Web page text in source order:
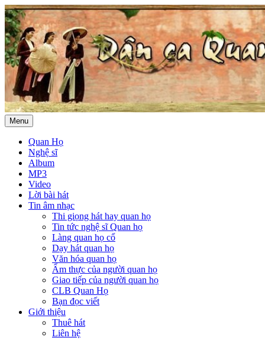
Menu
Quan Họ
Nghệ sĩ
Album
MP3
Video
Lời bài hát
Tin âm nhạc
Thi giọng hát hay quan họ
Tin tức nghệ sĩ Quan họ
Làng quan họ cổ
Dạy hát quan họ
Văn hóa quan họ
Ẩm thực của người quan họ
Giao tiếp của người quan họ
CLB Quan Họ
Bạn đọc viết
Giới thiệu
Thuê hát
Liên hệ